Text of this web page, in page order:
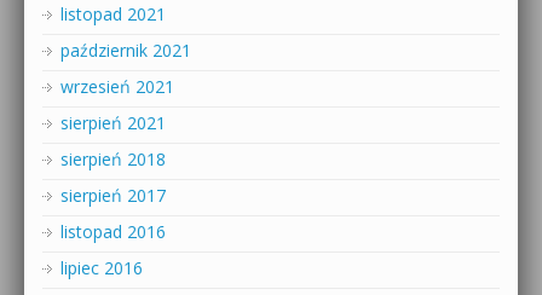
listopad 2021
październik 2021
wrzesień 2021
sierpień 2021
sierpień 2018
sierpień 2017
listopad 2016
lipiec 2016